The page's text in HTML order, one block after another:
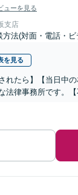
ューを見る
支店
方法(対面・電話・
を見る
れたら】【当日中
法律事務所です。